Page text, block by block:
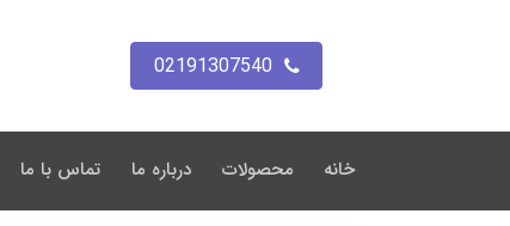
02191307540
خانه محصولات درباره ما تماس با ما